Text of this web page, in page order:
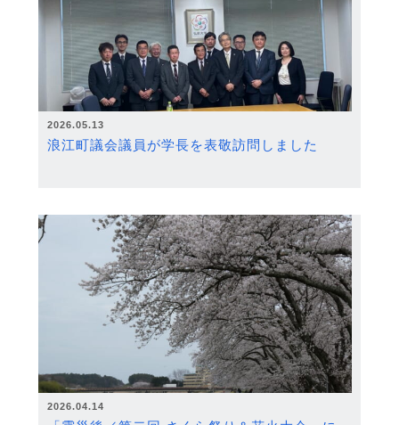
2026.05.13
浪江町議会議員が学長を表敬訪問しました
2026.04.14